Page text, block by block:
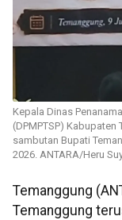
Kepala Dinas
(DPMPTSP)
sambutan Bupati
2026. ANTARA/Heru
Temanggung
Temanggung